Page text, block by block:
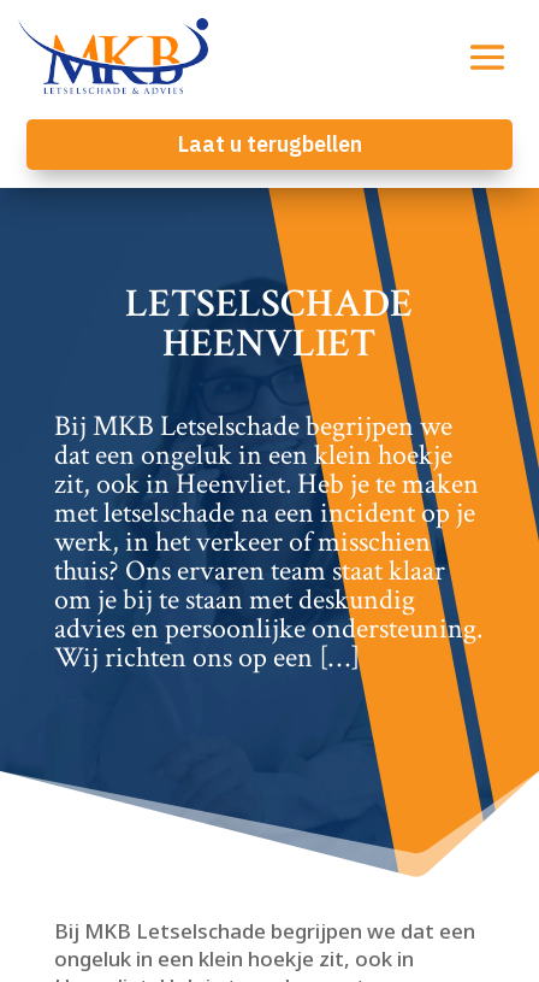
Laat u terugbellen
LETSELSCHADE
HEENVLIET
Bij MKB Letselschade begrijpen we
dat een ongeluk in een klein hoekje
zit, ook in Heenvliet.​ Heb je te maken
met letselschade na een incident op je
werk, in het verkeer of misschien
thuis? Ons ervaren team staat klaar
om je bij te staan met deskundig
advies en persoonlijke ondersteuning.​
Wij richten ons op een […]
Bij MKB Letselschade begrijpen we dat een
ongeluk in een klein hoekje zit, ook in